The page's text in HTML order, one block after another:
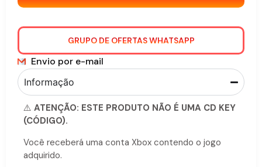
GRUPO DE OFERTAS WHATSAPP
Envio por e-mail
Informação
⚠️ ATENÇÃO: ESTE PRODUTO NÃO É UMA CD KEY
(CÓDIGO).
Você receberá uma conta Xbox contendo o jogo
adquirido.